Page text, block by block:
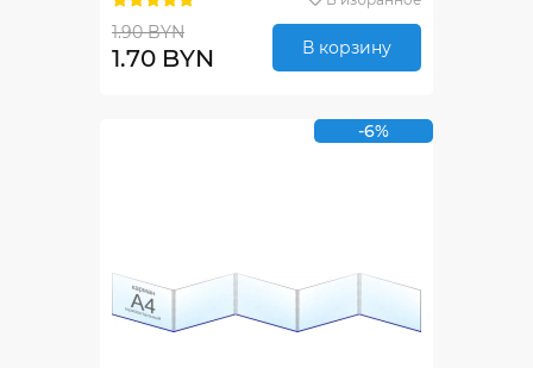
1.90 BYN
1.70 BYN В корзину
-6%